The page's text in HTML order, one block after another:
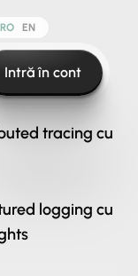
RO EN
Intră în cont
tracing cu
logging cu